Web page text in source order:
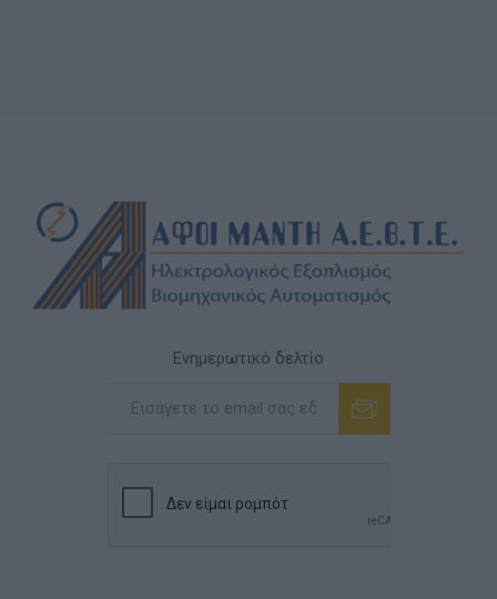
Ενημερωτικό δελτίο